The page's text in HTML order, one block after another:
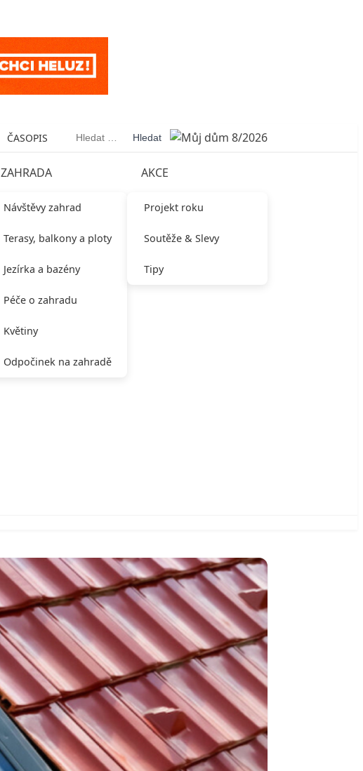
ČASOPIS Vyhledávání
ZAHRADA
Návštěvy zahrad
Terasy, balkony a ploty
Jezírka a bazény
Péče o zahradu
Květiny
Odpočinek na zahradě
AKCE
Projekt roku
Soutěže & Slevy
Tipy